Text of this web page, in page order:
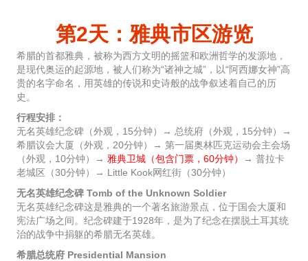
第2天：雅典市区游览
希腊的首都雅典，被称为西方文明的摇篮和欧洲哲学的发源地，
是现代奥运的起源地，被人们称为“诸神之城”，以“阿西娜女神”高
贵的名字命名，用英雄的传说和史诗般的战争叙述着自己的历
史。
行程安排：
无名英雄纪念碑（外观，15分钟）→ 总统府（外观，15分钟）→
希腊议会大厦（外观，20分钟）→ 第一届奥林匹克运动会主会场
（外观，10分钟）→ 雅典卫城（包含门票，60分钟）
→ 普拉卡
老城区（30分钟）→ Little Kook网红街（30分钟）
无名英雄纪念碑 Tomb of the Unknown Soldier
无名英雄纪念碑这是雅典的一个著名旅游景点，位于国会大厦和
宪法广场之间。纪念碑建于1928年，是为了纪念在摆脱土耳其统
治的战争中捐躯的希腊无名英雄。
希腊总统府 Presidential Mansion